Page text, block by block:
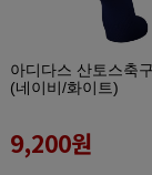
아디다스 산토스축
(네이비/화이트)
9,200원